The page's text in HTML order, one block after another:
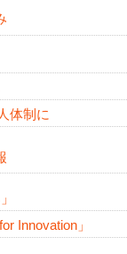
体制に
Innovation」